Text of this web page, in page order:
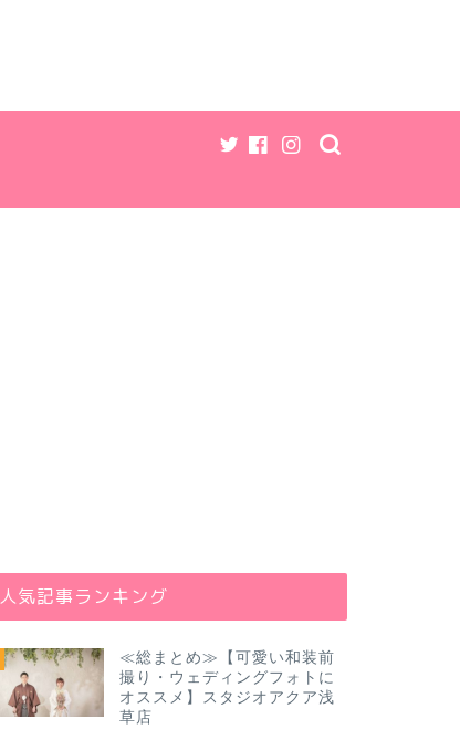
人気記事ランキング
≪総まとめ≫【可愛い和装前
撮り・ウェディングフォトに
オススメ】スタジオアクア浅
草店